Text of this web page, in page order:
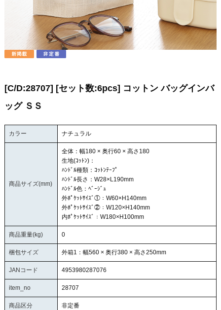
[C/D:28707] [セット数:6pcs] コットン バッグインバ
ッグ ＳＳ
カラー ナチュラル
商品サイズ(mm)
全体：幅180 × 奥行60 × 高さ180
生地(ｺｯﾄﾝ)：
ﾊﾝﾄﾞﾙ種類：ｺｯﾄﾝﾃｰﾌﾟ
ﾊﾝﾄﾞﾙ長さ：W28×L190mm
ﾊﾝﾄﾞﾙ色：ﾍﾞｰｼﾞｭ
外ﾎﾟｹｯﾄｻｲｽﾞ①：W60×H140mm
外ﾎﾟｹｯﾄｻｲｽﾞ②：W120×H140mm
内ﾎﾟｹｯﾄｻｲｽﾞ：W180×H100mm
商品重量(kg) 0
梱包サイズ 外箱1：幅560 × 奥行380 × 高さ250mm
JANコード 4953980287076
item_no 28707
商品区分 非定番